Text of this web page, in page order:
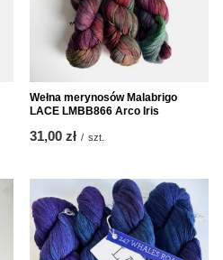
Wełna merynosów Malabrigo
LACE LMBB866 Arco Iris
31,00 zł / szt.